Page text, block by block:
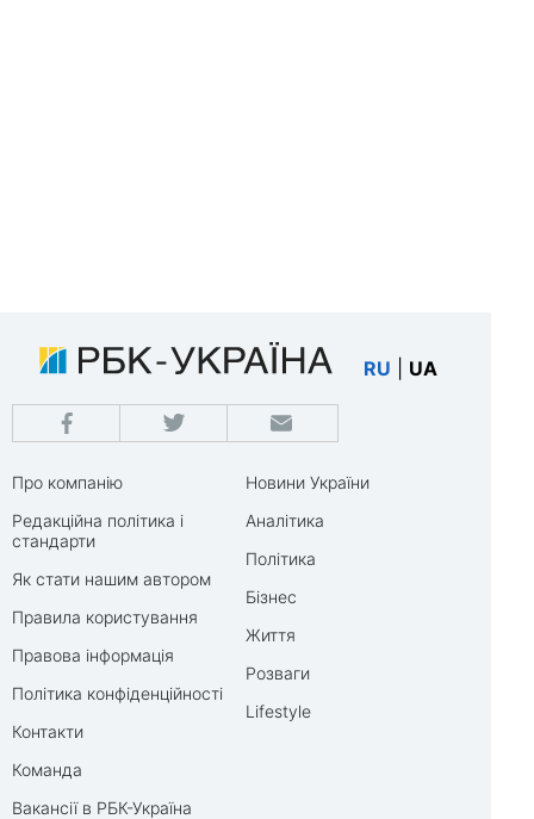
RU UA
Про компанію
Редакційна політика і
стандарти
Як стати нашим автором
Правила користування
Правова інформація
Політика конфіденційності
Контакти
Команда
Вакансії в РБК-Україна
Новини України
Аналітика
Політика
Бізнес
Життя
Розваги
Lifestyle